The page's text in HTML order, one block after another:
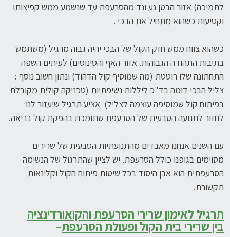
לתמיכה) אזור הבטן נע ונד מהסרעפת עד שנשמע ממש קפיצותו
וקטיעות כשהוא מתחיל את הבכי .
כשהוא צווח ממש חזק הקול של הבכי יהיה גבוה מרגיל (משתמש
בתיבות התהודה הגבוהות. אזור האף והסינוסים) לעיתים השפה
התחתונה שלו רוטטת (מה שמוסיף קול הדהוד) ונתון חשוב נוסף :
צליל הבכי דומה בד"כ ליללות נשיפתיות (טכניקה קולית מקובלת
בפיתוח קול שמוסיפה עוצמה לצליל) אציע תרגיל שיעזור לנו
לחזור לתנועה הטבעית של הסרעפת שתומכת בהפקת קול בריאה.
עם השנים אנחנו מאבדים מהתנועתיות הטבעית של שרירים
מסוימים בגופנו כולל הסרעפת. יש לציין שהתרגול של הנשימה
הסרעפתית הוא אבן היסוד בכל שיטות פיתוח הקול וקלינאות
תקשורת.
תרגיל לאימון שרירי הסרעפת והקואורדינציה
ביןשרירי בית הקול ופעולת הסרעפת–